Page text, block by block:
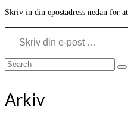
Skriv in din epostadress nedan för
Skriv din e-post …
Search
Arkiv